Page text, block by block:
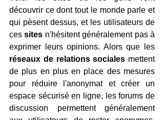
découvrir ce dont tout le monde parle et
qui pèsent dessus, et les utilisateurs de
ces sites n'hésitent généralement pas à
réseaux de relations sociales mettent
de plus en plus en place des mesures
pour réduire l'anonymat et créer un
espace sécurisé en ligne, les forums de
discussion permettent généralement